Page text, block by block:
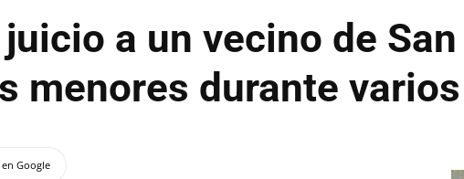
a un vecino de
menores durante
Google